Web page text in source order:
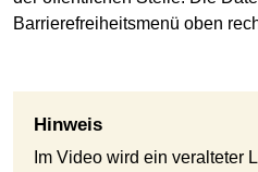
Barrierefreiheitsmenü oben
Hinweis
Im Video wird ein veralteter